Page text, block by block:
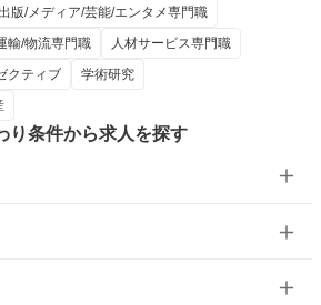
版/メディア/芸能/エンタメ専門職
輸/物流専門職
人材サービス専門職
クティブ
学術研究
り条件から求人を探す